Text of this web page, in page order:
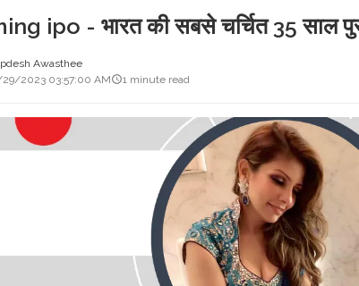
ipo - भारत की सबसे चर्चित 35 साल
Awasthee
29/2023 03:57:00 AM
1 minute read